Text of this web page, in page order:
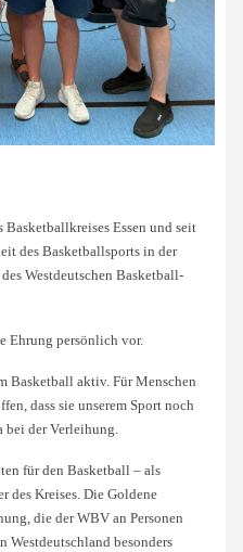
Basketballkreises Essen und seit
des Basketballsports in der
Westdeutschen Basketball-
Ehrung persönlich vor.
Basketball aktiv. Für Menschen
dass sie unserem Sport noch
der Verleihung.
für den Basketball – als
des Kreises. Die Goldene
die der WBV an Personen
Westdeutschland besonders